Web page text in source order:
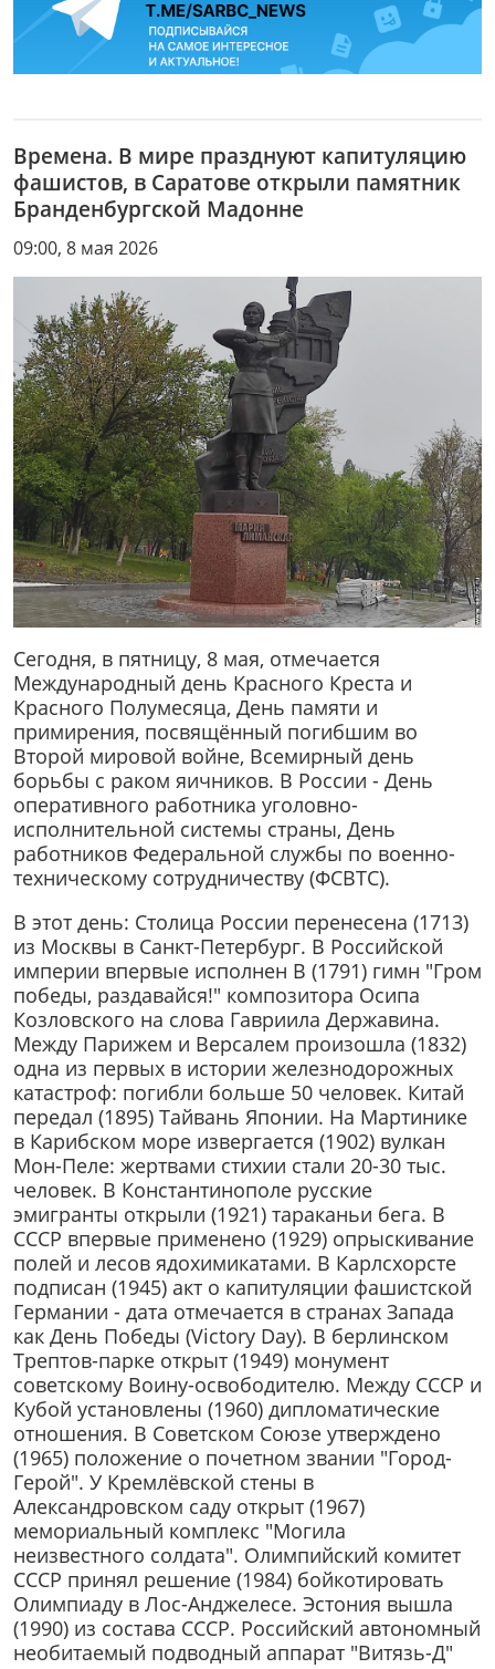
Времена. В мире празднуют капитуляцию
фашистов, в Саратове открыли памятник
Бранденбургской Мадонне
09:00, 8 мая 2026
Сегодня, в пятницу, 8 мая, отмечается
Международный день Красного Креста и
Красного Полумесяца, День памяти и
примирения, посвящённый погибшим во
Второй мировой войне, Всемирный день
борьбы с раком яичников. В России - День
оперативного работника уголовно-
исполнительной системы страны, День
работников Федеральной службы по военно-
техническому сотрудничеству (ФСВТС).
В этот день: Столица России перенесена (1713)
из Москвы в Санкт-Петербург. В Российской
империи впервые исполнен В (1791) гимн "Гром
победы, раздавайся!" композитора Осипа
Козловского на слова Гавриила Державина.
Между Парижем и Версалем произошла (1832)
одна из первых в истории железнодорожных
катастроф: погибли больше 50 человек. Китай
передал (1895) Тайвань Японии. На Мартинике
в Карибском море извергается (1902) вулкан
Мон-Пеле: жертвами стихии стали 20-30 тыс.
человек. В Константинополе русские
эмигранты открыли (1921) тараканьи бега. В
СССР впервые применено (1929) опрыскивание
полей и лесов ядохимикатами. В Карлсхорсте
подписан (1945) акт о капитуляции фашистской
Германии - дата отмечается в странах Запада
как День Победы (Victory Day). В берлинском
Трептов-парке открыт (1949) монумент
советскому Воину-освободителю. Между СССР и
Кубой установлены (1960) дипломатические
отношения. В Советском Союзе утверждено
(1965) положение о почетном звании "Город-
Герой". У Кремлёвской стены в
Александровском саду открыт (1967)
мемориальный комплекс "Могила
неизвестного солдата". Олимпийский комитет
СССР принял решение (1984) бойкотировать
Олимпиаду в Лос-Анджелесе. Эстония вышла
(1990) из состава СССР. Российский автономный
необитаемый подводный аппарат "Витязь-Д"